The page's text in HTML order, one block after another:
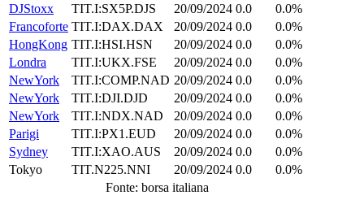
DJStoxx
TIT.I:SX5P.DJS 20/09/2024 0.0
0.0%
Francoforte TIT.I:DAX.DAX 20/09/2024 0.0
0.0%
HongKong TIT.I:HSI.HSN 20/09/2024 0.0
0.0%
Londra
TIT.I:UKX.FSE 20/09/2024 0.0
0.0%
NewYork
TIT.I:COMP.NAD 20/09/2024 0.0
0.0%
NewYork
TIT.I:DJI.DJD 20/09/2024 0.0
0.0%
NewYork
TIT.I:NDX.NAD 20/09/2024 0.0
0.0%
Parigi
TIT.I:PX1.EUD 20/09/2024 0.0
0.0%
Sydney
TIT.I:XAO.AUS 20/09/2024 0.0
0.0%
Tokyo
TIT.N225.NNI 20/09/2024 0.0
0.0%
Fonte: borsa italiana